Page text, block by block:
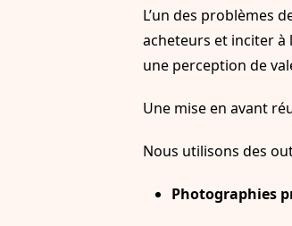
L’un des problèmes
acheteurs et inciter à
une perception de
Une mise en avant
Nous utilisons des
Photographies